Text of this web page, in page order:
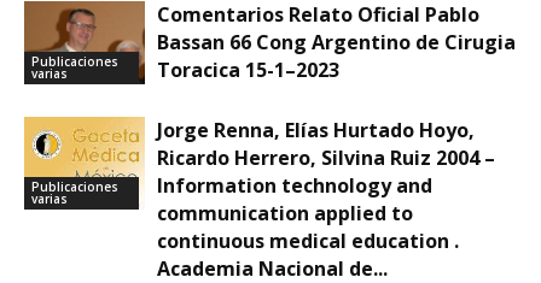
Publicaciones
varias
Comentarios Relato Oficial Pablo
Bassan 66 Cong Argentino de Cirugia
Toracica 15-1–2023
Publicaciones
varias
Jorge Renna, Elías Hurtado Hoyo,
Ricardo Herrero, Silvina Ruiz 2004 –
Information technology and
communication applied to
continuous medical education .
Academia Nacional de...